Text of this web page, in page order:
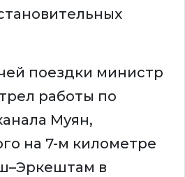
поездки министр
работы по
Муян,
на 7-м километре
в